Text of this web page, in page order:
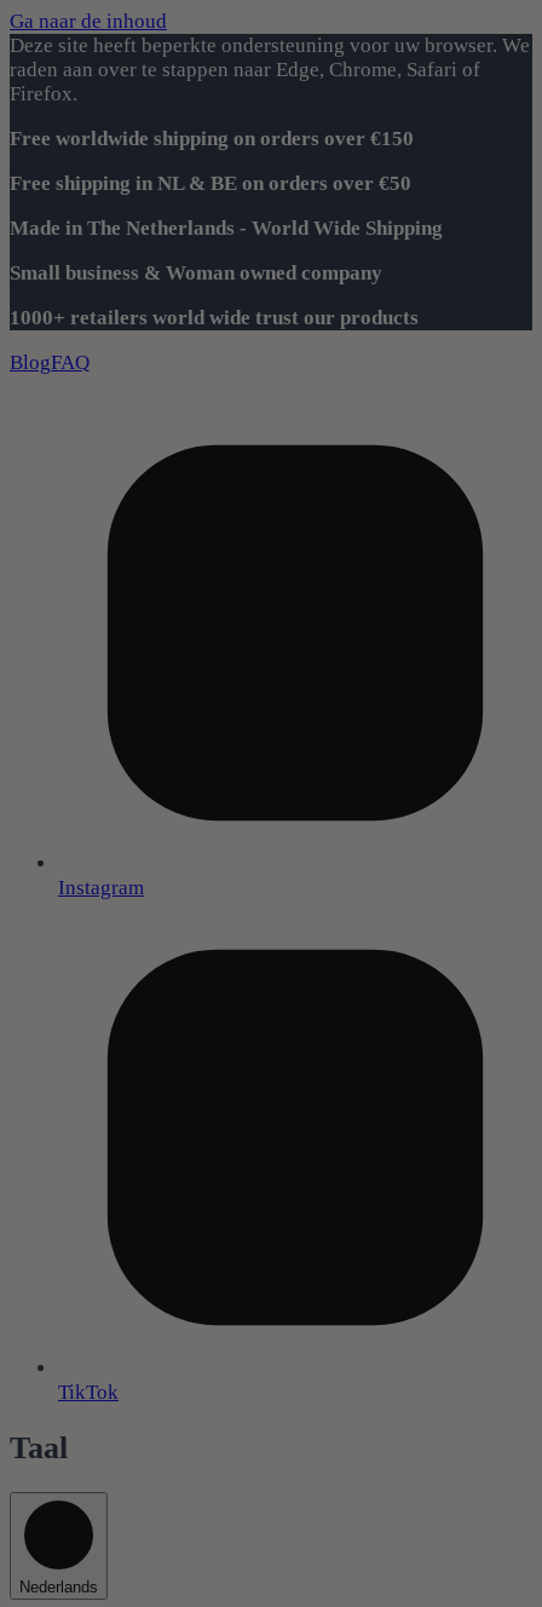
Ga naar de inhoud
Deze site heeft beperkte ondersteuning voor uw browser. We
raden aan over te stappen naar Edge, Chrome, Safari of
Firefox.
Free worldwide shipping on orders over €150
Free shipping in NL & BE on orders over €50
Made in The Netherlands - World Wide Shipping
Small business & Woman owned company
1000+ retailers world wide trust our products
BlogFAQ
Instagram
TikTok
Taal
Nederlands